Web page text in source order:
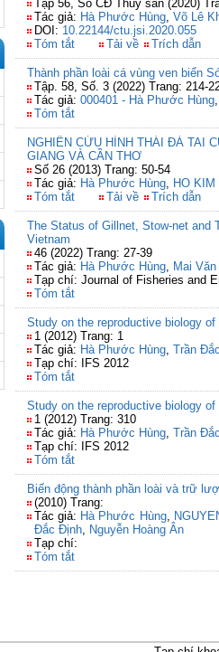
Tập 56, Số CĐ Thủy sản (2020)
Tác giả: Hà Phước Hùng, Võ Lê
DOI: 10.22144/ctu.jsi.2020.055
Tóm tắt
Tải về Trích dẫn
Thành phần loài cá vùng ven biển
Tập. 58, Số. 3 (2022) Trang: 214-
Tác giả: 000401 - Hà Phước Hùng
Tóm tắt
NGHIÊN CỨU HÌNH THÁI ĐÁ TAI
GIANG VÀ CẦN THƠ
Số 26 (2013) Trang: 50-54
Tác giả: Hà Phước Hùng, HO KIM
Tóm tắt
Tải về Trích dẫn
The Status of Gillnet, Stow-net and
Vietnam
46 (2022) Trang: 27-39
Tác giả: Hà Phước Hùng, Mai
Tạp chí: Journal of Fisheries and
Tóm tắt
Study on the reproductive biology
1 (2012) Trang: 1
Tác giả: Hà Phước Hùng, Trần
Tạp chí: IFS 2012
Tóm tắt
Study on the reproductive biology
1 (2012) Trang: 310
Tác giả: Hà Phước Hùng, Trần
Tạp chí: IFS 2012
Tóm tắt
Biến động thành phần loài và trữ
(2010) Trang:
Tác giả: Hà Phước Hùng,
Đắc Định, Nguyễn Hoàng Ân
Tạp chí:
Tóm tắt